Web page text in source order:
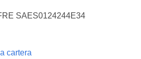
SAES0124244E34
cartera